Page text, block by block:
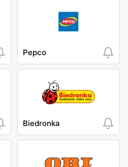
Pepco
Biedronka